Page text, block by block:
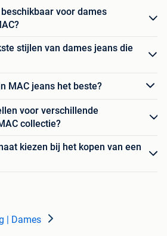
voor dames
stijlen van dames jeans die
MAC jeans het beste?
voor verschillende
collectie?
kiezen bij het kopen van een
| Dames